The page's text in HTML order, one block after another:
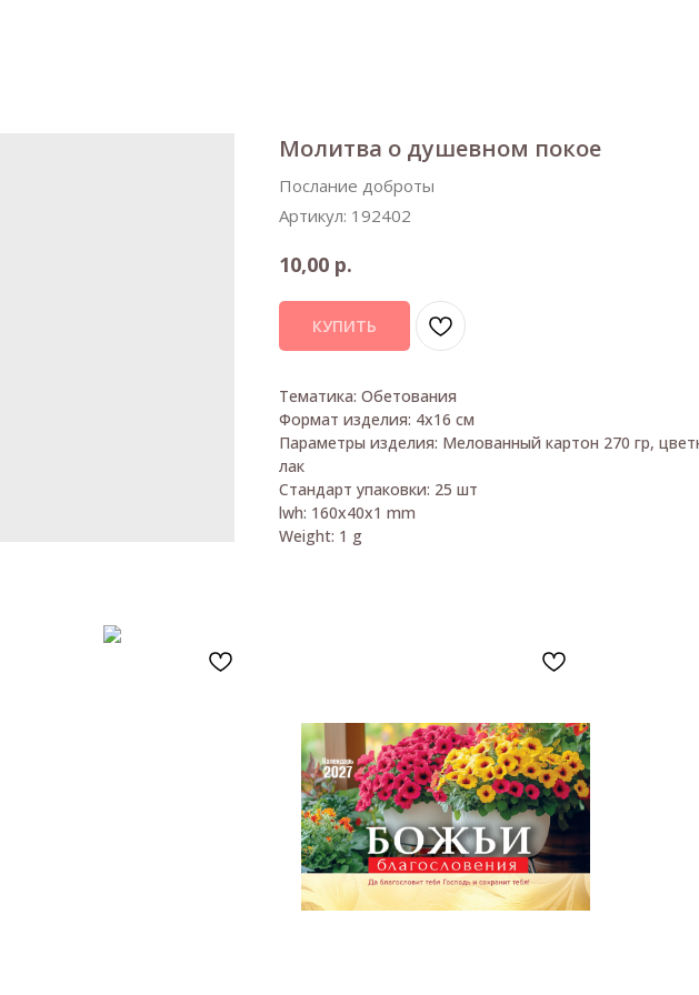
Молитва о душевном покое
Послание доброты
Артикул: 192402
10,00 р.
КУПИТЬ
Тематика: Обетования
Формат изделия: 4х16 см
Параметры изделия: Мелованный картон 270 гр,
лак
Стандарт упаковки: 25 шт
lwh: 160x40x1 mm
Weight: 1 g